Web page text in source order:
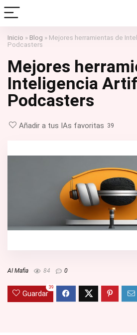
Inicio » Blog » Mejores herramientas de
Podcasters
Mejores
Inteligencia
Podcasters
Añadir a tus IAs favoritas 39
AI Mafia 84 0
Guardar
39